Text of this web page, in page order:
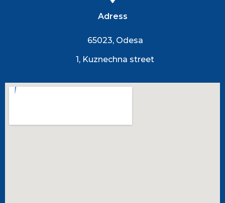
Adress
65023, Odesa
1, Kuznechna street